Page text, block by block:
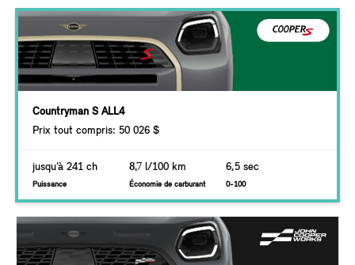
Countryman S ALL4
Prix tout compris: 50 026 $
jusqu’à 241 ch
Puissance
8,7 l/100 km
Économie de carburant
6,5 sec
0-100